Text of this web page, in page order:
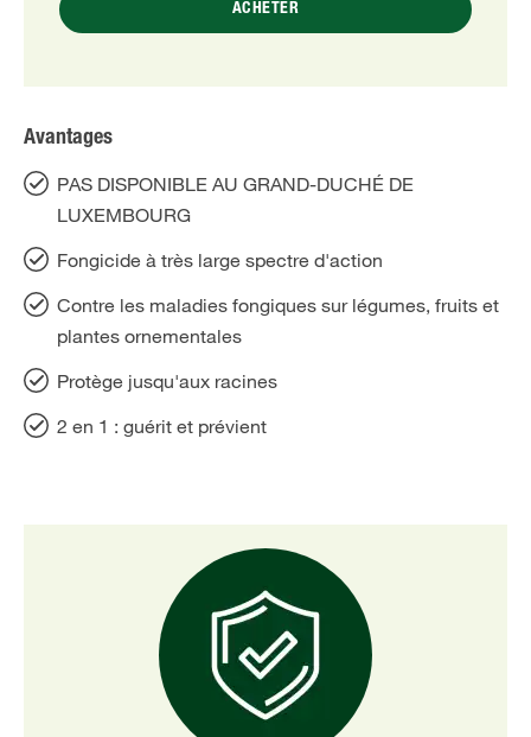
ACHETER
Avantages
PAS DISPONIBLE AU GRAND-DUCHÉ DE
LUXEMBOURG
Fongicide à très large spectre d'action
Contre les maladies fongiques sur légumes, fruits et
plantes ornementales
Protège jusqu'aux racines
2 en 1 : guérit et prévient